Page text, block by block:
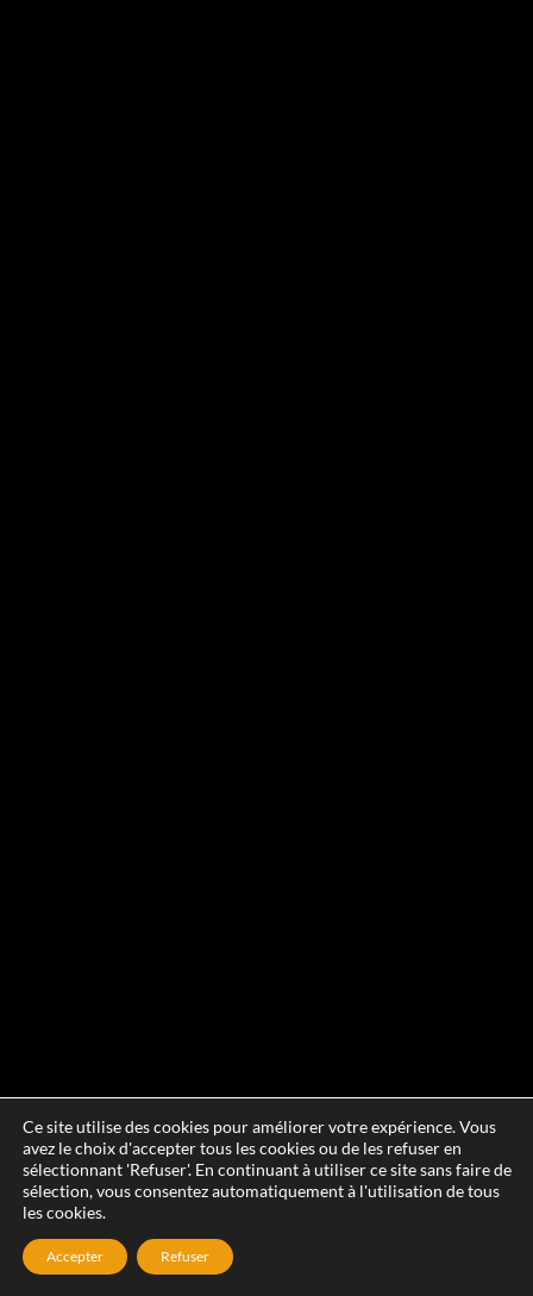
Ce site utilise des cookies pour améliorer votre expérience. Vous
avez le choix d'accepter tous les cookies ou de les refuser en
sélectionnant 'Refuser'. En continuant à utiliser ce site sans faire de
sélection, vous consentez automatiquement à l'utilisation de tous
les cookies.
Accepter Refuser